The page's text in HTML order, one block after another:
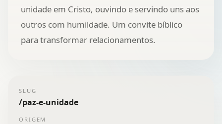
unidade em Cristo, ouvindo e servindo uns aos
outros com humildade. Um convite bíblico
para transformar relacionamentos.
SLUG
/paz-e-unidade
ORIGEM